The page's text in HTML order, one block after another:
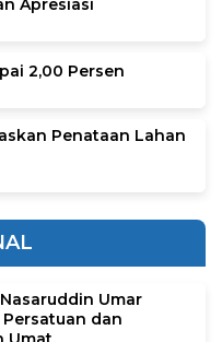
Apresiasi
2,00 Persen
Penataan Lahan
Umar
dan